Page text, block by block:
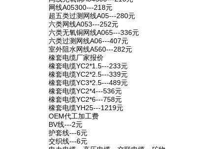
网线A05300---218元
超五类过测网线A05---280元
六类网线A053---252元
六类无氧铜网线A065---336元
六类过测网线A06---407元
室外阻水网线A560---282元
橡套电缆厂家报价
橡套电缆YC2*1.5---233元
橡套电缆YC2*2.5---339元
橡套电缆YC3*2.5---489元
橡套电缆YC2*4---536元
橡套电缆YC2*6---758元
橡套电缆YH25---1219元
OEM代工加工费
BV线---2元
护套线---6元
交织线---6元